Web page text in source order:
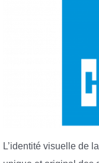
L’identité visuelle de